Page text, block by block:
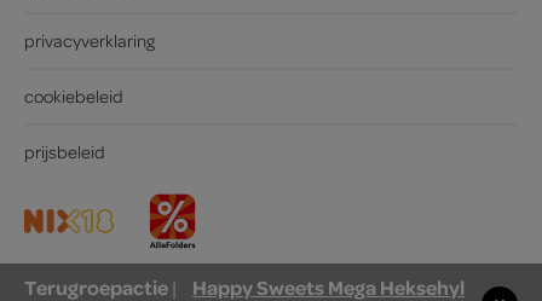
privacyverklaring
cookiebeleid
prijsbeleid
Terugroepactie| Happy Sweets Mega Heksehyl